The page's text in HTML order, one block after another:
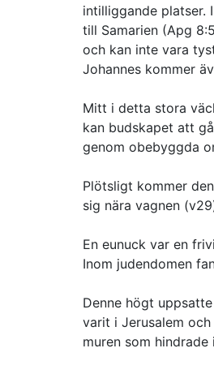
intilliggande platser.
till Samarien (Apg
och kan inte vara
Johannes kommer
Mitt i detta stora
kan budskapet att
genom obebyggda
Plötsligt kommer
sig nära vagnen
En eunuck var en
Inom judendomen
Denne högt
varit i Jerusalem
muren som